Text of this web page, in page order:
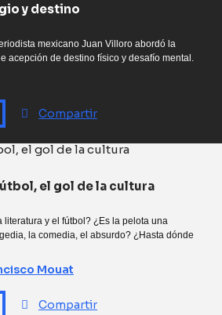
y destino
mexicano Juan Villoro abordó la
acepción de destino físico y desafío mental.
Compartir
el gol de la cultura
literatura y el fútbol? ¿Es la pelota una
la comedia, el absurdo? ¿Hasta dónde
Mouat
Compartir